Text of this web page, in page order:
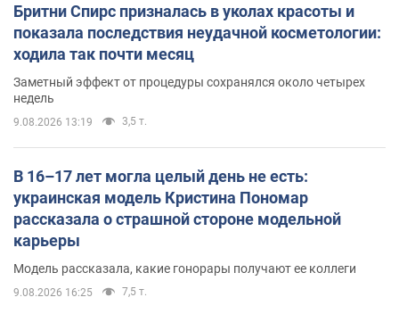
Бритни Спирс призналась в уколах красоты и
показала последствия неудачной косметологии:
ходила так почти месяц
Заметный эффект от процедуры сохранялся около четырех
недель
9.08.2026 13:19 3,5 т.
В 16–17 лет могла целый день не есть:
украинская модель Кристина Пономар
рассказала о страшной стороне модельной
карьеры
Модель рассказала, какие гонорары получают ее коллеги
9.08.2026 16:25 7,5 т.